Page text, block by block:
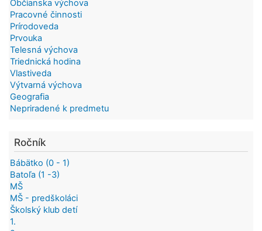
Občianska výchova
Pracovné činnosti
Prírodoveda
Prvouka
Telesná výchova
Triednická hodina
Vlastiveda
Výtvarná výchova
Geografia
Nepriradené k predmetu
Ročník
Bábätko (0 - 1)
Batoľa (1 -3)
MŠ
MŠ - predškoláci
Školský klub detí
1.